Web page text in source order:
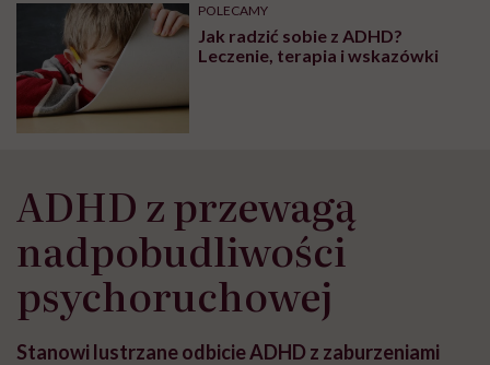
POLECAMY
Jak radzić sobie z ADHD?
Leczenie, terapia i wskazówki
ADHD z przewagą
nadpobudliwości
psychoruchowej
Stanowi lustrzane odbicie ADHD z zaburzeniami